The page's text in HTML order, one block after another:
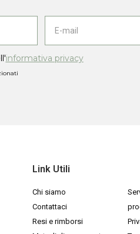
informativa privacy
Link Utili
Chi siamo
Contattaci
Resi e rimborsi